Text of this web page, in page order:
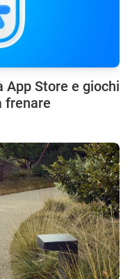
App Store e giochi
frenare